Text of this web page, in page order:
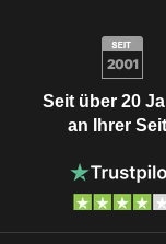
Seit über 20
an Ihrer